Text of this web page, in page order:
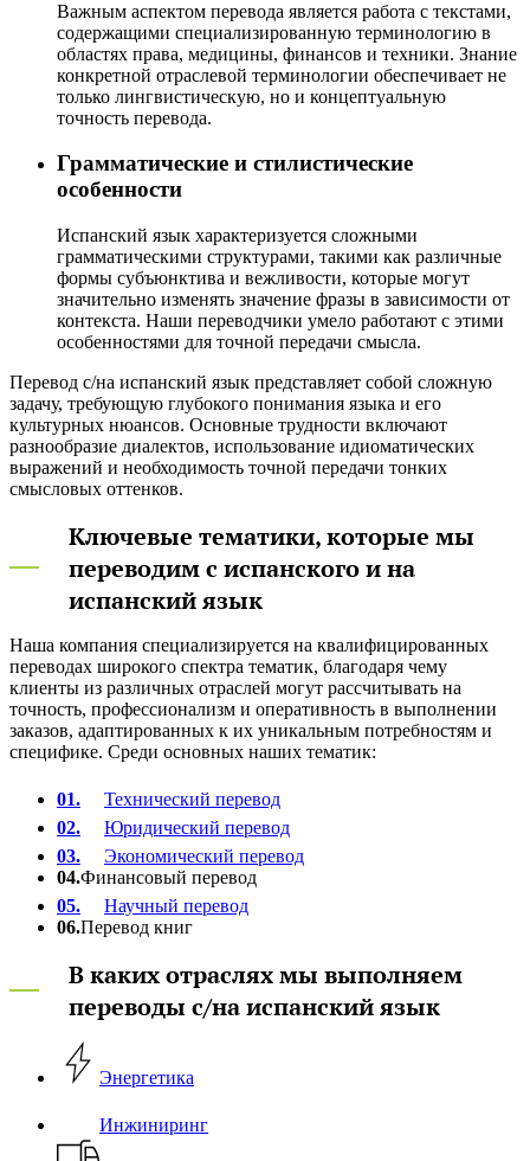
Важным аспектом перевода является работа с текстами,
содержащими специализированную терминологию в
областях права, медицины, финансов и техники. Знание
конкретной отраслевой терминологии обеспечивает не
только лингвистическую, но и концептуальную
точность перевода.
Грамматические и стилистические
особенности
Испанский язык характеризуется сложными
грамматическими структурами, такими как различные
формы субъюнктива и вежливости, которые могут
значительно изменять значение фразы в зависимости от
контекста. Наши переводчики умело работают с этими
особенностями для точной передачи смысла.
Перевод с/на испанский язык представляет собой сложную
задачу, требующую глубокого понимания языка и его
культурных нюансов. Основные трудности включают
разнообразие диалектов, использование идиоматических
выражений и необходимость точной передачи тонких
смысловых оттенков.
Ключевые тематики, которые мы
переводим с испанского и на
испанский язык
Наша компания специализируется на квалифицированных
переводах широкого спектра тематик, благодаря чему
клиенты из различных отраслей могут рассчитывать на
точность, профессионализм и оперативность в выполнении
заказов, адаптированных к их уникальным потребностям и
специфике. Среди основных наших тематик:
01.
Технический перевод
02.
Юридический перевод
03.
Экономический перевод
04.Финансовый перевод
05.
Научный перевод
06.Перевод книг
В каких отраслях мы выполняем
переводы с/на испанский язык
Энергетика
Инжиниринг